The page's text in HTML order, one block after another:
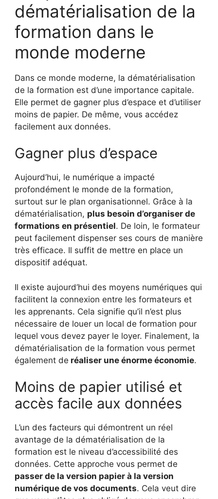
dématérialisation de la
formation dans le
monde moderne
Dans ce monde moderne, la dématérialisation
de la formation est d’une importance capitale.
Elle permet de gagner plus d’espace et d’utiliser
moins de papier. De même, vous accédez
facilement aux données.
Gagner plus d’espace
Aujourd’hui, le numérique a impacté
profondément le monde de la formation,
surtout sur le plan organisationnel. Grâce à la
dématérialisation, plus besoin d’organiser de
formations en présentiel. De loin, le formateur
peut facilement dispenser ses cours de manière
très efficace. Il suffit de mettre en place un
dispositif adéquat.
Il existe aujourd’hui des moyens numériques qui
facilitent la connexion entre les formateurs et
les apprenants. Cela signifie qu’il n’est plus
nécessaire de louer un local de formation pour
lequel vous devez payer le loyer. Finalement, la
dématérialisation de la formation vous permet
également de réaliser une énorme économie.
Moins de papier utilisé et
accès facile aux données
L’un des facteurs qui démontrent un réel
avantage de la dématérialisation de la
formation est le niveau d’accessibilité des
données. Cette approche vous permet de
passer de la version papier à la version
numérique de vos documents. Cela veut dire